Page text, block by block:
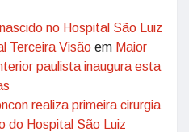
no Hospital São Luiz
Terceira Visão em Maior
paulista inaugura esta
realiza primeira cirurgia
do Hospital São Luiz